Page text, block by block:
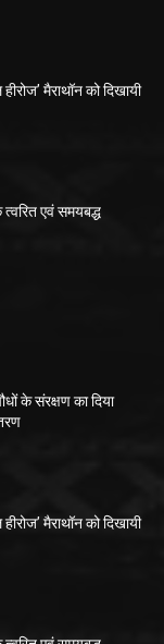
मैराथॉन को दिखायी
एवं समयबद्ध
के संरक्षण का दिया
मैराथॉन को दिखायी